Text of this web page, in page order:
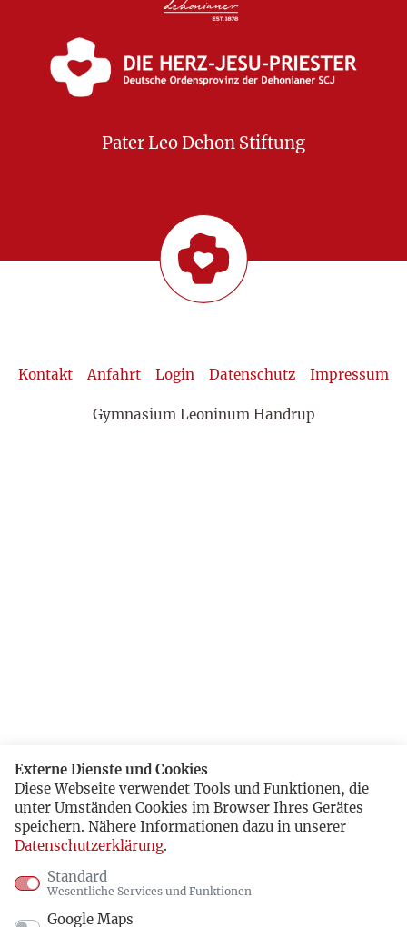
Pater Leo Dehon Stiftung
Kontakt Anfahrt Login Datenschutz Impressum
Gymnasium Leoninum Handrup
Externe Dienste und Cookies
Diese Webseite verwendet Tools und Funktionen, die
unter Umständen Cookies im Browser Ihres Gerätes
speichern. Nähere Informationen dazu in unserer
Datenschutzerklärung.
Standard
Wesentliche Services und Funktionen
Google Maps